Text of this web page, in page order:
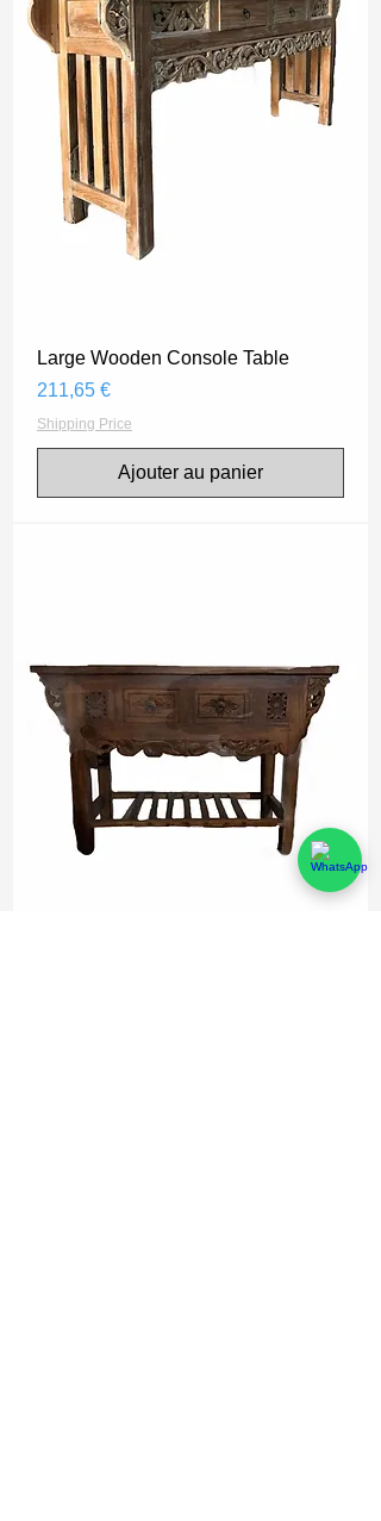
Large Wooden Console Table
Prix
211,65 €
Shipping Price
Ajouter au panier